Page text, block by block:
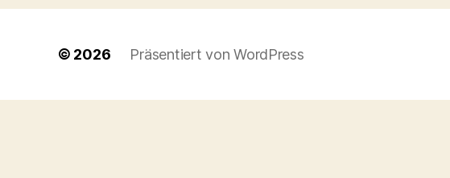
© 2026 Präsentiert von WordPress